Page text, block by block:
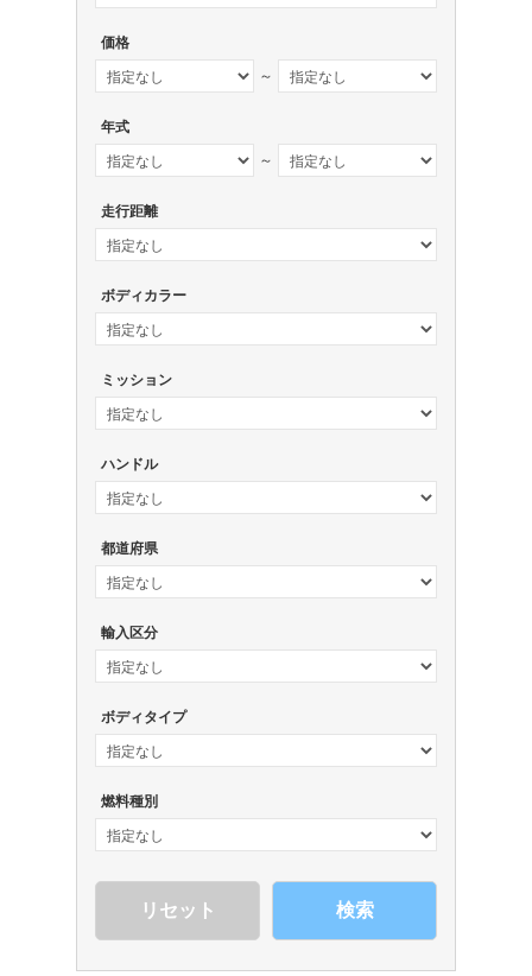
価格
～
年式
～
走行距離
ボディカラー
ミッション
ハンドル
都道府県
輸入区分
ボディタイプ
燃料種別
検索